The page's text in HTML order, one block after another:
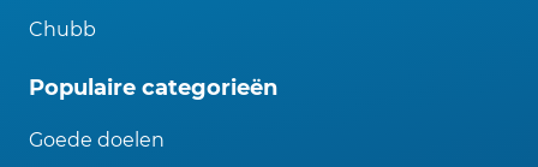
Chubb
Populaire categorieën
Goede doelen